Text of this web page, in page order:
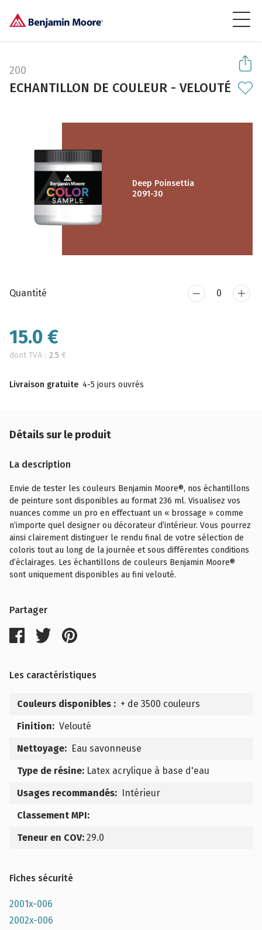
200
ECHANTILLON DE COULEUR - VELOUTÉ
Deep Poinsettia
2091-30
Quantité
15.0 €
dont TVA : 2.5 €
Livraison gratuite 4-5 jours ouvrés
Détails sur le produit
La description
Envie de tester les couleurs Benjamin Moore®, nos échantillons
de peinture sont disponibles au format 236 ml. Visualisez vos
nuances comme un pro en effectuant un « brossage » comme
n’importe quel designer ou décorateur d’intérieur. Vous pourrez
ainsi clairement distinguer le rendu final de votre sélection de
coloris tout au long de la journée et sous différentes conditions
d’éclairages. Les échantillons de couleurs Benjamin Moore®
sont uniquement disponibles au fini velouté.
Partager
Les caractéristiques
Couleurs disponibles : + de 3500 couleurs
Finition: Velouté
Nettoyage: Eau savonneuse
Type de résine: Latex acrylique à base d'eau
Usages recommandés: Intérieur
Classement MPI:
Teneur en COV: 29.0
Fiches sécurité
2001x-006
2002x-006